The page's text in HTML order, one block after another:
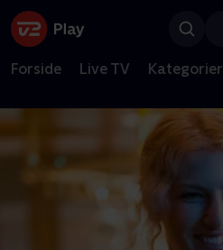
Forside Live TV Kategorier